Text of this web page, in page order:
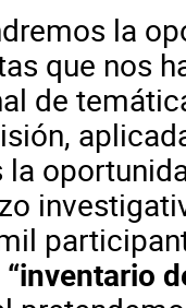
la
que nos
de
“inventario